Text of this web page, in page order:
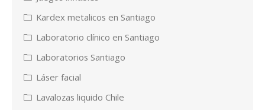
Kardex metalicos en Santiago
Laboratorio clínico en Santiago
Laboratorios Santiago
Láser facial
Lavalozas liquido Chile